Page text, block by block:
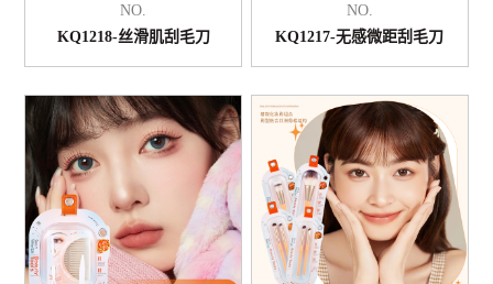
NO.
KQ1218-丝滑肌刮毛刀
NO.
KQ1217-无感微距刮毛刀